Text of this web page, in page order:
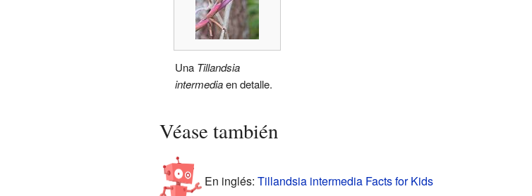
Una Tillandsia
intermediaen detalle.
Véase también
En inglés: Tillandsia intermedia Facts for Kids